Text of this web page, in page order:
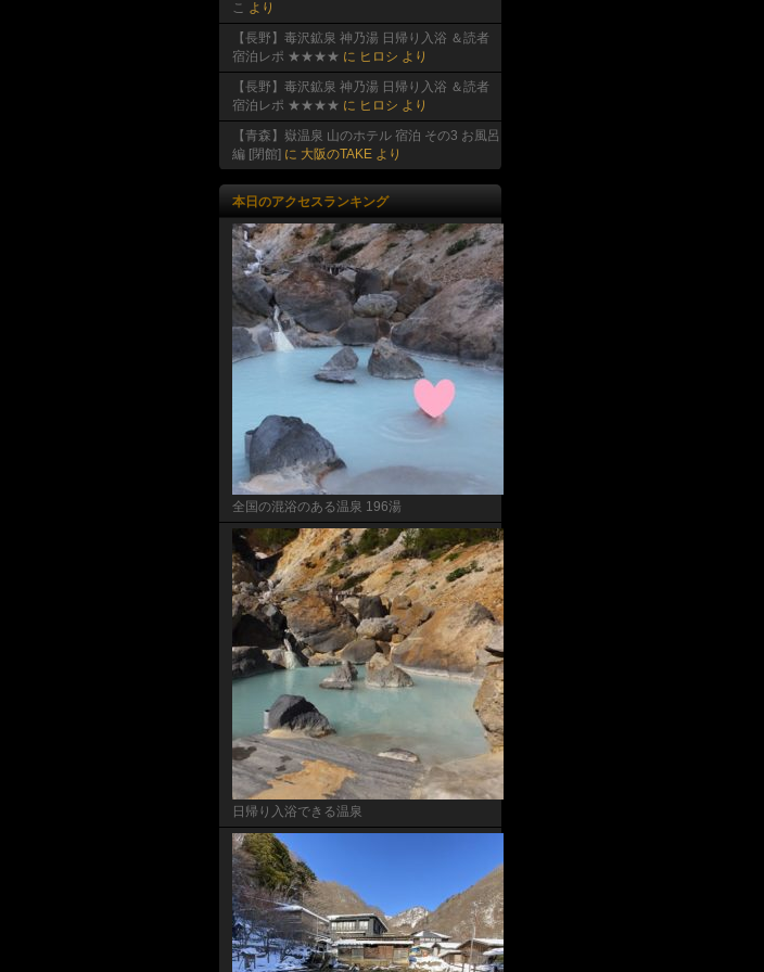
こ より
【長野】毒沢鉱泉 神乃湯 日帰り入浴 ＆読者
宿泊レポ ★★★★ に ヒロシ より
【長野】毒沢鉱泉 神乃湯 日帰り入浴 ＆読者
宿泊レポ ★★★★ に ヒロシ より
【青森】嶽温泉 山のホテル 宿泊 その3 お風呂
編 [閉館] に 大阪のTAKE より
本日のアクセスランキング
全国の混浴のある温泉 196湯
日帰り入浴できる温泉